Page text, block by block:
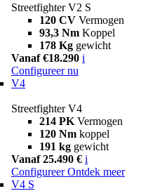
Streetfighter V2 S
120 CV Vermogen
93,3 Nm Koppel
178 Kg gewicht
Vanaf €18.290 i
Configureer nu
V4
Streetfighter V4
214 PK Vermogen
120 Nm koppel
191 kg gewicht
Vanaf 25.490 € i
Configureer Ontdek meer
V4 S